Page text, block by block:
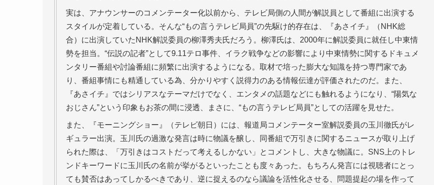
実は、アナウンサーのコメンテーター化以前から、テレビ局側の人間が解説員として番組に出演する
スタイルが定着している。そんな“もの言うテレビ局員”の先駆け的存在は、『あさイチ』（NHK総
合）に出演していたNHK解説委員の柳澤秀夫氏だろう。柳澤氏は、2000年に解説委員に就任し中東情
勢を担当。“伝説の記者”として9.11テロ事件、イラク戦争などの影響により中東情勢に関するドキュメ
ンタリー番組や討論番組に頻繁に出演するようになる。取材で培った膨大な知識を持つ専門家であ
り、番組事情にも精通している為、分かりやすく説得力のある情報伝達が評価されたのだ。また、
『あさイチ』ではシリアスなテーマだけでなく、エンタメの話題などにも触れるようになり、“陽気な
おじさん”という印象もお茶の間に浸透、まさに、“もの言うテレビ局員”としての活躍を見せた。
また、『モーニングショー』（テレビ朝日）には、報道局コメンテーター室解説委員の玉川徹氏がレ
ギュラー出演。玉川氏の過激な発言は時に物議を醸し、同番組で万引きに関するニュースが取り上げ
られた際は、「万引きはコストだって考えるしかない」とコメントし、大きな物議に。SNS上のトレ
ンドキーワードに玉川氏の名前が挙がるといったことも度々あった。もちろん発言には視聴者にとっ
ても賛否はあってしかるべきであり、逆に捉えるのなら議論を活性化させる、問題提起の場を作って